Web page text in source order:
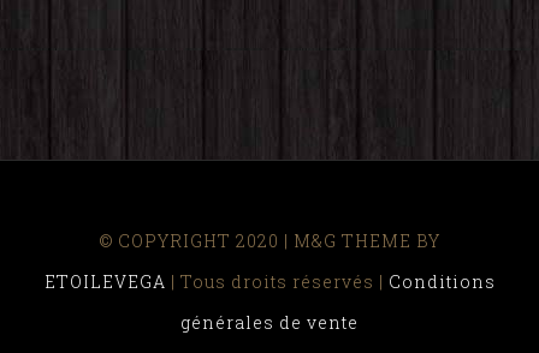
© COPYRIGHT 2020 | M&G THEME BY
ETOILEVEGA | Tous droits réservés | Conditions
générales de vente